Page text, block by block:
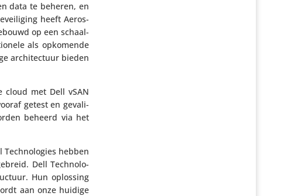
data te beheren, en
heeft Aero­s­
op een schaal­
als opkomende
archi­tec­tuur bieden
cloud met Dell vSAN
getest en geva­li­
beheerd via het
Tech­no­lo­gies hebben
Dell Tech­no­lo­
Hun oplossing
aan onze huidige